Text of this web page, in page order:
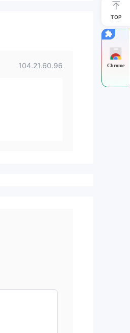
104.21.60.96
TOP
Chrome